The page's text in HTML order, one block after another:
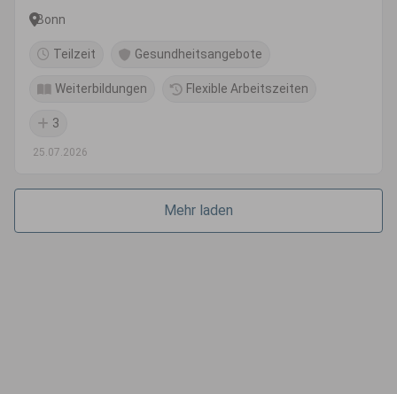
Bonn
Teilzeit Gesundheitsangebote
Weiterbildungen Flexible Arbeitszeiten
3
25.07.2026
Mehr laden